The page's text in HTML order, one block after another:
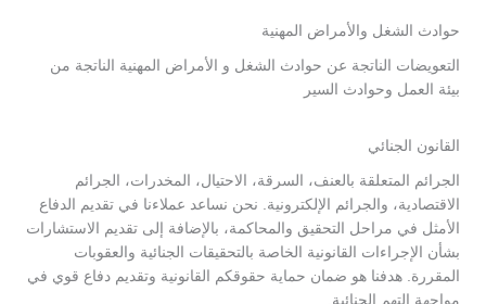
حوادث الشغل والأمراض المهنية
التعويضات الناتجة عن حوادث الشغل و الأمراض المهنية الناتجة من
بيئة العمل وحوادث السير
القانون الجنائي
الجرائم المتعلقة بالعنف، السرقة، الاحتيال، المخدرات، الجرائم
الاقتصادية، والجرائم الإلكترونية. نحن نساعد عملاءنا في تقديم الدفاع
الأمثل في مراحل التحقيق والمحاكمة، بالإضافة إلى تقديم الاستشارات
بشأن الإجراءات القانونية الخاصة بالتحقيقات الجنائية والعقوبات
المقررة. هدفنا هو ضمان حماية حقوقكم القانونية وتقديم دفاع قوي في
مواجهة التهم الجنائية.